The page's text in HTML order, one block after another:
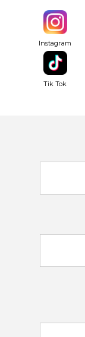
Instagram
Tik Tok